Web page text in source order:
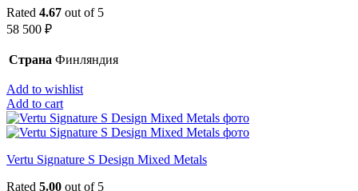
Rated 4.67 out of 5
58 500 ₽
Страна Финляндия
Add to wishlist
Add to cart
Vertu Signature S Design Mixed Metals
Rated 5.00 out of 5